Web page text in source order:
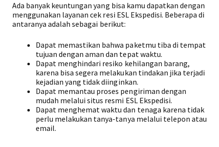
Ada banyak keuntungan yang bisa kamu dapatkan dengan
menggunakan layanan cek resi ESL Ekspedisi. Beberapa di
antaranya adalah sebagai berikut:
Dapat memastikan bahwa paketmu tiba di tempat
tujuan dengan aman dan tepat waktu.
Dapat menghindari resiko kehilangan barang,
karena bisa segera melakukan tindakan jika terjadi
kejadian yang tidak diinginkan.
Dapat memantau proses pengiriman dengan
mudah melalui situs resmi ESL Ekspedisi.
Dapat menghemat waktu dan tenaga karena tidak
perlu melakukan tanya-tanya melalui telepon atau
email.